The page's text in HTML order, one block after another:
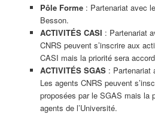
Pôle Forme: Partenariat avec
Besson.
ACTIVITÉS CASI : Partenariat
CNRS peuvent s’inscrire aux
CASI mais la priorité sera
ACTIVITÉS SGAS : Partenariat
Les agents CNRS peuvent
proposées par le SGAS mais la
agents de l’Université.